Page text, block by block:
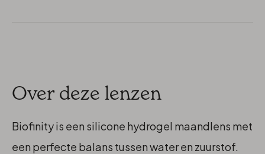
Over deze lenzen
Biofinity is een silicone hydrogel maandlens met
een perfecte balans tussen water en zuurstof.